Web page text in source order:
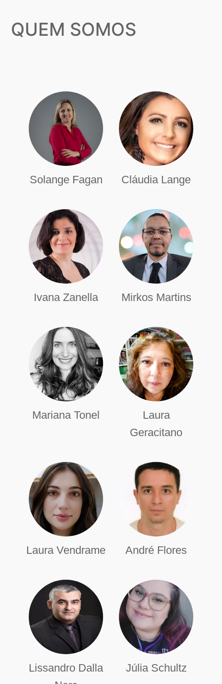
QUEM SOMOS
Solange Fagan Cláudia Lange
Ivana Zanella Mirkos Martins
Mariana Tonel
Laura
Geracitano
Laura Vendrame André Flores
Lissandro Dalla
Júlia Schultz